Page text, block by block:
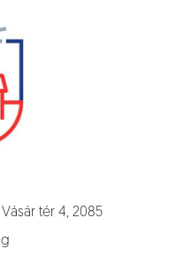
tér 4, 2085